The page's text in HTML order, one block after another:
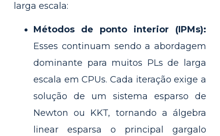
larga escala:
Métodos de ponto interior (IPMs):
Esses continuam sendo a abordagem
dominante para muitos PLs de larga
escala em CPUs. Cada iteração exige a
solução de um sistema esparso de
Newton ou KKT, tornando a álgebra
linear esparsa o principal gargalo